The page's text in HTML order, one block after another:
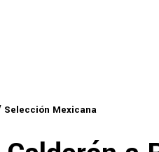
Selección Mexicana